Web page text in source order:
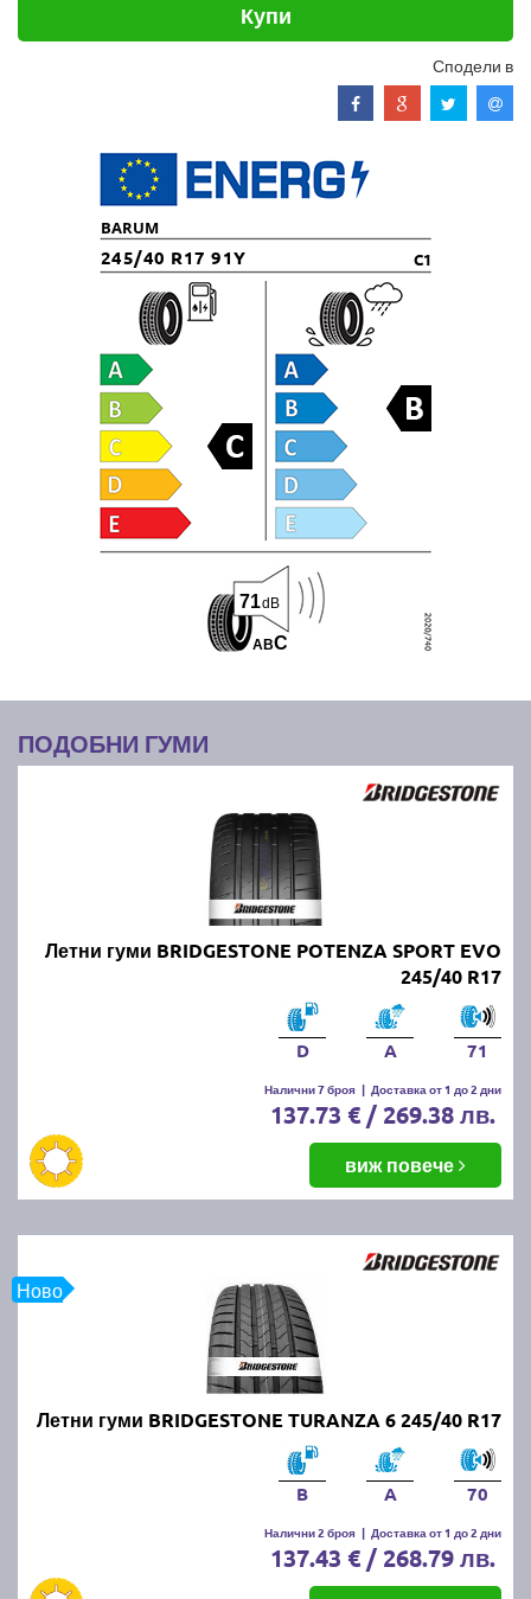
Купи
Сподели в
BARUM
245/40 R17 91Y C1
ABC
71dB
ПОДОБНИ ГУМИ
Летни гуми BRIDGESTONE POTENZA SPORT EVO
245/40 R17
D A 71
Налични 7 броя | Доставка от 1 до 2 дни
137.73 € / 269.38 лв.
виж повече
Ново
Летни гуми BRIDGESTONE TURANZA 6 245/40 R17
B A 70
Налични 2 броя | Доставка от 1 до 2 дни
137.43 € / 268.79 лв.